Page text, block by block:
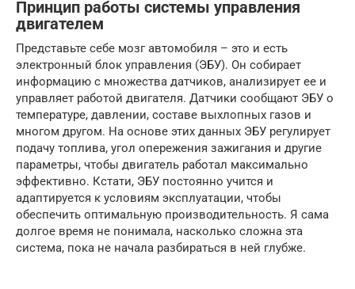
Принцип работы системы управления
двигателем
Представьте себе мозг автомобиля – это и есть
электронный блок управления (ЭБУ). Он собирает
информацию с множества датчиков, анализирует ее и
управляет работой двигателя. Датчики сообщают ЭБУ о
температуре, давлении, составе выхлопных газов и
многом другом. На основе этих данных ЭБУ регулирует
подачу топлива, угол опережения зажигания и другие
параметры, чтобы двигатель работал максимально
эффективно. Кстати, ЭБУ постоянно учится и
адаптируется к условиям эксплуатации, чтобы
обеспечить оптимальную производительность. Я сама
долгое время не понимала, насколько сложна эта
система, пока не начала разбираться в ней глубже.